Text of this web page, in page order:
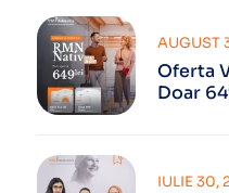
Oferta
Doar
AUGUST
IULIE 30,